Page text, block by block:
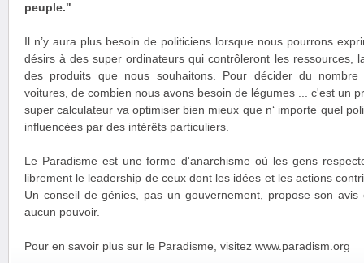
peuple."
Il n’y aura plus besoin de politiciens lorsque nous pourrons
désirs à des super ordinateurs qui contrôleront les ressources,
des produits que nous souhaitons. Pour décider du
voitures, de combien nous avons besoin de légumes ... c'est un
super calculateur va optimiser bien mieux que n‘ importe quel
influencées par des intérêts particuliers.
Le Paradisme est une forme d'anarchisme où les gens
librement le leadership de ceux dont les idées et les actions
Un conseil de génies, pas un gouvernement, propose son
aucun pouvoir.
Pour en savoir plus sur le Paradisme, visitez www.paradism.org